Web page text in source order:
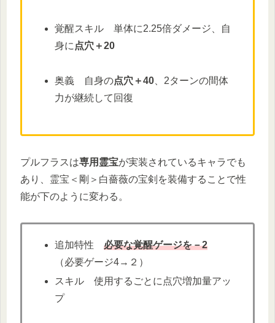
覚醒スキル 単体に2.25倍ダメージ、自
身に 点穴＋20
奥義 自身の点穴＋40 、2ターンの間体
力が継続して回復
プルフラスは専用霊宝が実装されているキャラでも
あり、霊宝＜剛＞白薔薇の宝剣を装備することで性
能が下のように変わる。
追加特性必要な覚醒ゲージを－2
（必要ゲージ4→２）
スキル 使用するごとに点穴増加量アッ
プ